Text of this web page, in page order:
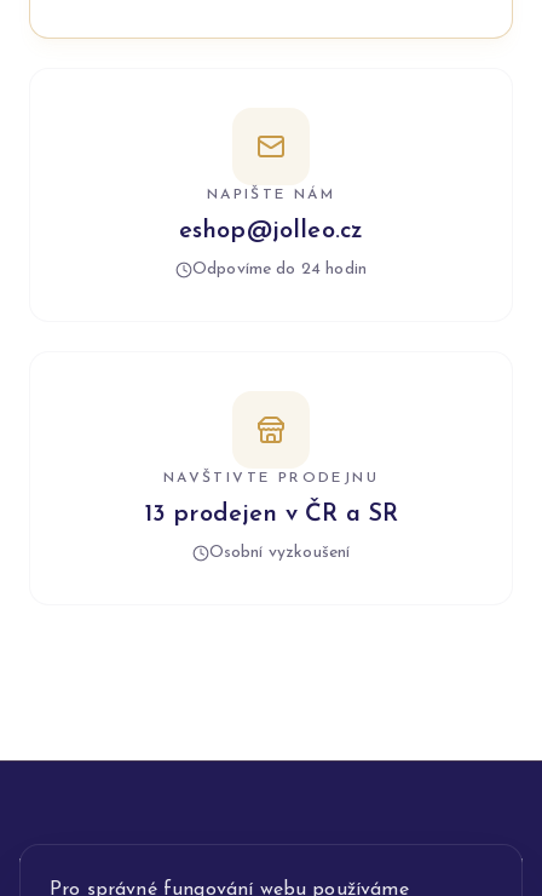
Pro správné fungování webu používáme
NAPIŠTE NÁM
eshop@jolleo.cz
Odpovíme do 24 hodin
NAVŠTIVTE PRODEJNU
13 prodejen v ČR a SR
Osobní vyzkoušení
INFORMACE